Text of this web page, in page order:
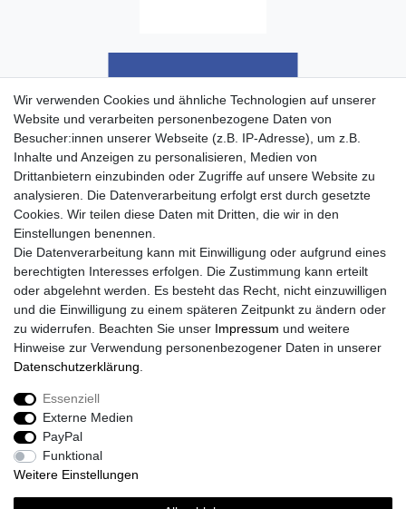
Wir verwenden Cookies und ähnliche Technologien auf unserer
Website und verarbeiten personenbezogene Daten von
Besucher:innen unserer Webseite (z.B. IP-Adresse), um z.B.
Inhalte und Anzeigen zu personalisieren, Medien von
Drittanbietern einzubinden oder Zugriffe auf unsere Website zu
analysieren. Die Datenverarbeitung erfolgt erst durch gesetzte
Cookies. Wir teilen diese Daten mit Dritten, die wir in den
Einstellungen benennen.
Die Datenverarbeitung kann mit Einwilligung oder aufgrund eines
berechtigten Interesses erfolgen. Die Zustimmung kann erteilt
oder abgelehnt werden. Es besteht das Recht, nicht einzuwilligen
und die Einwilligung zu einem späteren Zeitpunkt zu ändern oder
zu widerrufen. Beachten Sie unser Impressum und weitere
Hinweise zur Verwendung personenbezogener Daten in unserer
Daten­schutz­erklärung
Essenziell
Externe Medien
PayPal
Funktional
Weitere Einstellungen